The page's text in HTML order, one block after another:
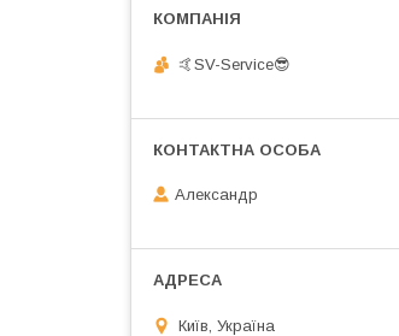
🤙SV-Service😎
Александр
Київ, Україна